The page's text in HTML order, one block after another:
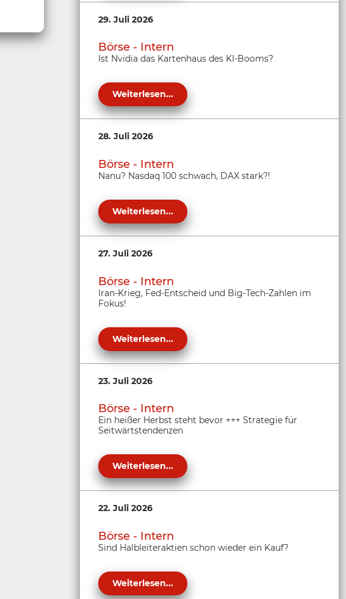
29. Juli 2026
Börse - Intern
Ist Nvidia das Kartenhaus des KI-Booms?
Weiterlesen...
28. Juli 2026
Börse - Intern
Nanu? Nasdaq 100 schwach, DAX stark?!
Weiterlesen...
27. Juli 2026
Börse - Intern
Iran-Krieg, Fed-Entscheid und Big-Tech-Zahlen im
Fokus!
Weiterlesen...
23. Juli 2026
Börse - Intern
Ein heißer Herbst steht bevor +++ Strategie für
Seitwärtstendenzen
Weiterlesen...
22. Juli 2026
Börse - Intern
Sind Halbleiteraktien schon wieder ein Kauf?
Weiterlesen...